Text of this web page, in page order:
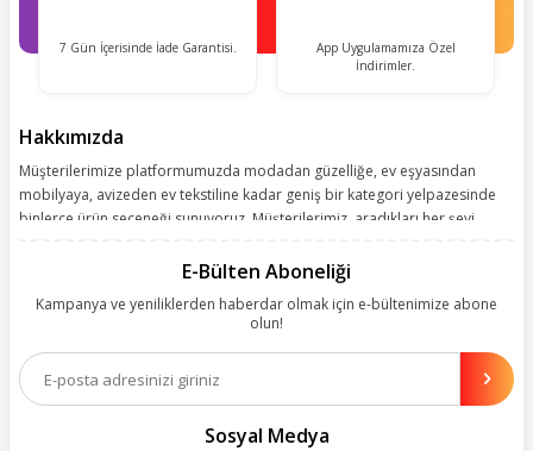
7 Gün İçerisinde İade Garantisi.
App Uygulamamıza Özel
İndirimler.
Hakkımızda
Müşterilerimize platformumuzda modadan güzelliğe, ev eşyasından
mobilyaya, avizeden ev tekstiline kadar geniş bir kategori yelpazesinde
binlerce ürün seçeneği sunuyoruz. Müşterilerimiz, aradıkları her şeyi
kolay, kusursuz ve keyifli bir alışveriş yolculuğu sunarken deneyiminize
olanakları sunuyoruz. Çalışmalarımızı müşterilerimizin memnuniyetini
esas alarak yürütüyoruz.
E-Bülten Aboneliği
Kampanya ve yeniliklerden haberdar olmak için e-bültenimize abone
olun!
Sosyal Medya